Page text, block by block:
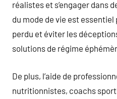
réalistes et s’engager dans
du mode de vie est
perdu et éviter les
solutions de régime
De plus, l’aide de
nutritionnistes, coachs